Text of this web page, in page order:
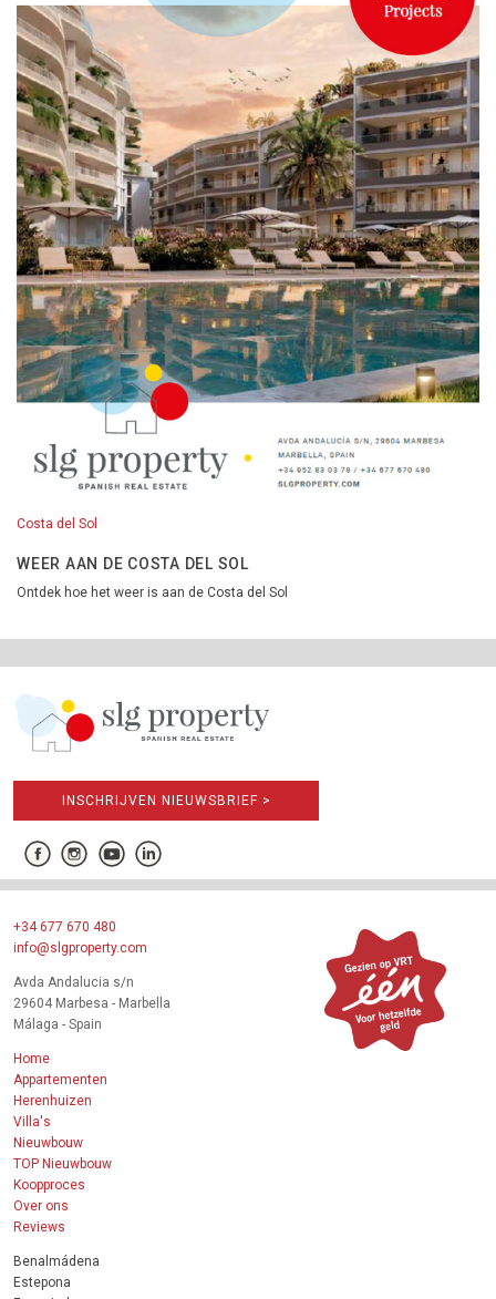
Costa del Sol
WEER AAN DE COSTA DEL SOL
Ontdek hoe het weer is aan de Costa del Sol
INSCHRIJVEN NIEUWSBRIEF >
+34 677 670 480
info@slgproperty.com
Avda Andalucia s/n
29604 Marbesa - Marbella
Málaga - Spain
Home
Appartementen
Herenhuizen
Villa's
Nieuwbouw
TOP Nieuwbouw
Koopproces
Over ons
Reviews
Benalmádena
Estepona